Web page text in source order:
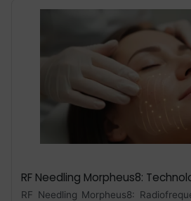
RF Needling Morpheus8:
RF Needling Morpheus8: